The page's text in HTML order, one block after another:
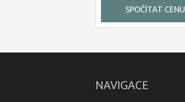
SPOČÍTAT CENU
NAVIGACE